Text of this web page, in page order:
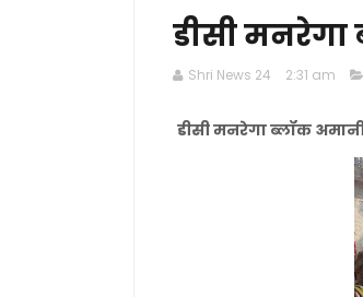
डीसी मनरेगा
Shri News 24 2:31 am
डीसी मनरेगा ब्लॉक